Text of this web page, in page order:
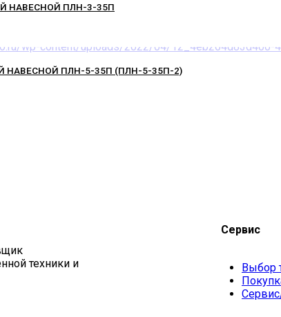
НАВЕСНОЙ ПЛН-3-35П
НАВЕСНОЙ ПЛН-5-35П (ПЛН-5-35П-2)
техники и
Сервис
Выбор